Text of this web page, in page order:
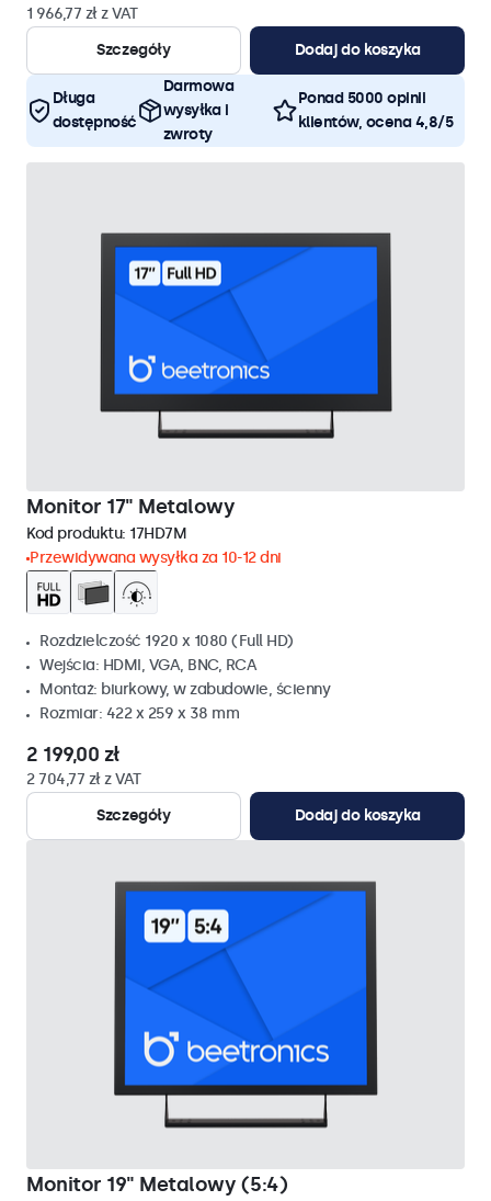
1 966,77 zł z VAT
Szczegóły
Dodaj do koszyka
Długa
dostępność
Darmowa
wysyłka i
zwroty
Ponad 5000 opinii
klientów, ocena 4,8/5
Monitor 17" Metalowy
Kod produktu: 17HD7M
Przewidywana wysyłka za 10-12 dni
Rozdzielczość 1920 x 1080 (Full HD)
Wejścia: HDMI, VGA, BNC, RCA
Montaż: biurkowy, w zabudowie, ścienny
Rozmiar: 422 x 259 x 38 mm
2 199,00 zł
2 704,77 zł z VAT
Szczegóły
Dodaj do koszyka
Monitor 19" Metalowy (5:4)